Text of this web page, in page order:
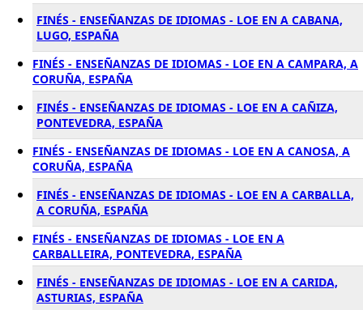
FINÉS - ENSEÑANZAS DE IDIOMAS - LOE EN A CABANA,
LUGO, ESPAÑA
FINÉS - ENSEÑANZAS DE IDIOMAS - LOE EN A CAMPARA, A
CORUÑA, ESPAÑA
FINÉS - ENSEÑANZAS DE IDIOMAS - LOE EN A CAÑIZA,
PONTEVEDRA, ESPAÑA
FINÉS - ENSEÑANZAS DE IDIOMAS - LOE EN A CANOSA, A
CORUÑA, ESPAÑA
FINÉS - ENSEÑANZAS DE IDIOMAS - LOE EN A CARBALLA,
A CORUÑA, ESPAÑA
FINÉS - ENSEÑANZAS DE IDIOMAS - LOE EN A
CARBALLEIRA, PONTEVEDRA, ESPAÑA
FINÉS - ENSEÑANZAS DE IDIOMAS - LOE EN A CARIDA,
ASTURIAS, ESPAÑA